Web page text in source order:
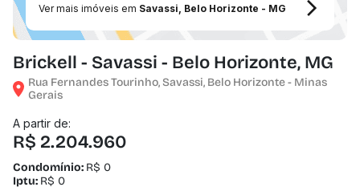
Ver mais imóveis em Savassi, Belo Horizonte - MG
Brickell - Savassi - Belo Horizonte, MG
Rua Fernandes Tourinho, Savassi, Belo Horizonte - Minas
Gerais
A partir de:
R$ 2.204.960
Condomínio: R$ 0
Iptu: R$ 0